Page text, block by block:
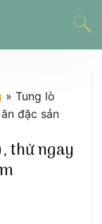
» Tung lò
đặc sản
thử ngay